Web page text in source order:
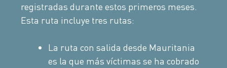
registradas durante estos primeros meses.
Esta ruta incluye tres rutas:
La ruta con salida desde Mauritania
es la que más víctimas se ha cobrado